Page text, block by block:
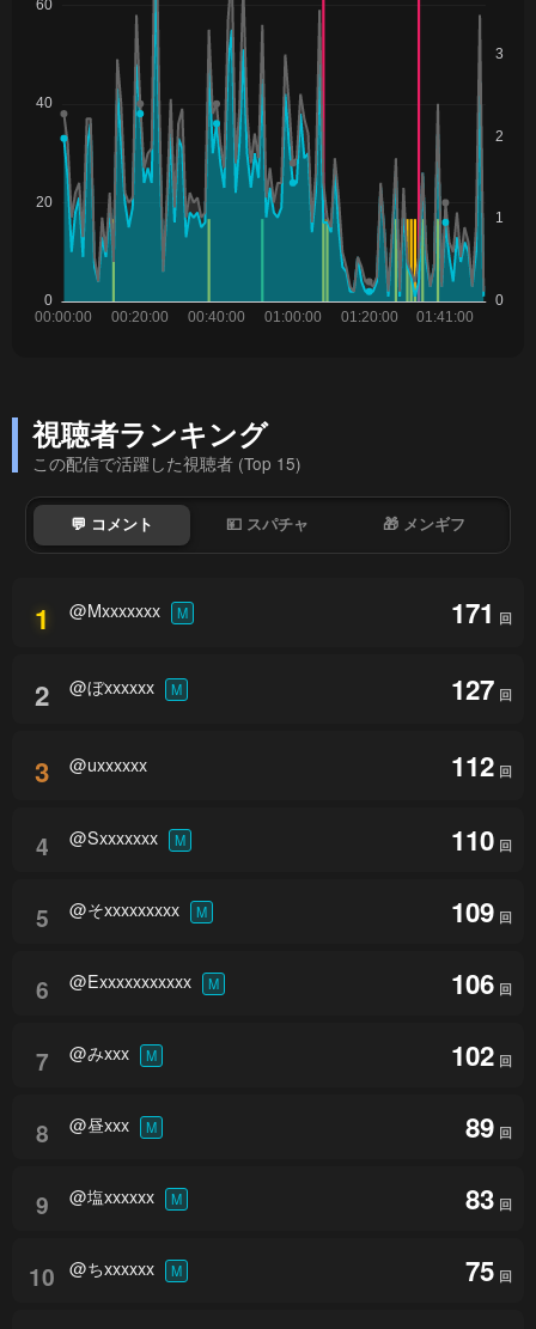
視聴者ランキング
この配信で活躍した視聴者 (Top 15)
💬 コメント 💴 スパチャ 🎁 メンギフ
1 @Mxxxxxxx M 171 回
2 @ぼxxxxxx M 127 回
3 @uxxxxxx 112 回
4 @Sxxxxxxx M 110 回
5 @そxxxxxxxxx M 109 回
6 @Exxxxxxxxxxx M 106 回
7 @みxxx M 102 回
8 @昼xxx M 89 回
9 @塩xxxxxx M 83 回
10 @ちxxxxxx M 75 回